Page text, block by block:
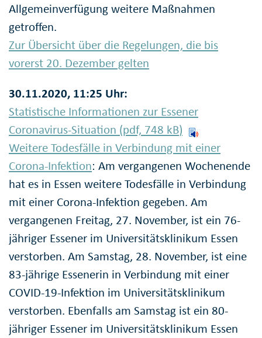
Allgemeinverfügung weitere Maßnahmen
getroffen.
Zur Übersicht über die Regelungen, die bis
vorerst 20. Dezember gelten
30.11.2020, 11:25 Uhr:
Statistische Informationen zur Essener
Coronavirus-Situation (pdf, 748 kB)
Weitere Todesfälle in Verbindung mit einer
Corona-Infektion: Am vergangenen Wochenende
hat es in Essen weitere Todesfälle in Verbindung
mit einer Corona-Infektion gegeben. Am
vergangenen Freitag, 27. November, ist ein 76-
jähriger Essener im Universitätsklinikum Essen
verstorben. Am Samstag, 28. November, ist eine
83-jährige Essenerin in Verbindung mit einer
COVID-19-Infektion im Universitätsklinikum
verstorben. Ebenfalls am Samstag ist ein 80-
jähriger Essener im Universitätsklinikum Essen